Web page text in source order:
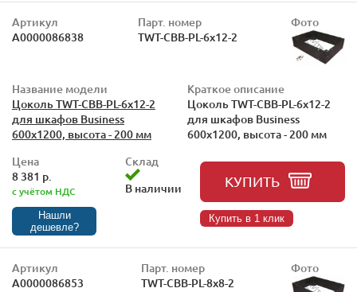
Артикул
А0000086838
Парт. номер
TWT-CBB-PL-6x12-2
Фото
Название модели
Цоколь TWT-CBB-PL-6x12-2
для шкафов Business
600x1200, высота - 200 мм
Краткое описание
Цоколь TWT-CBB-PL-6x12-2
для шкафов Business
600x1200, высота - 200 мм
Цена
8 381 р.
с учётом НДС
Нашли
дешевле?
Склад
В наличии
КУПИТЬ
Купить в 1 клик
Артикул
А0000086853
Парт. номер
TWT-CBB-PL-8x8-2
Фото